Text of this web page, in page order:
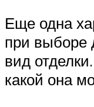
Еще одна
при выборе
вид
какой она